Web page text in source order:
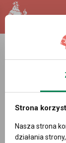
Strona
Nasza strona
działania